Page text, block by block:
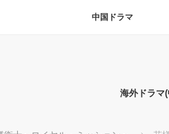
中国ドラマ
海外ドラマ